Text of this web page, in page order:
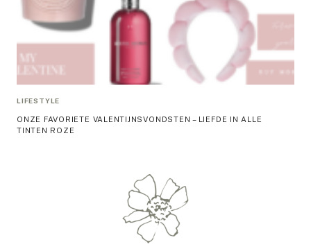
LIFESTYLE
ONZE FAVORIETE VALENTIJNSVONDSTEN – LIEFDE IN ALLE
TINTEN ROZE